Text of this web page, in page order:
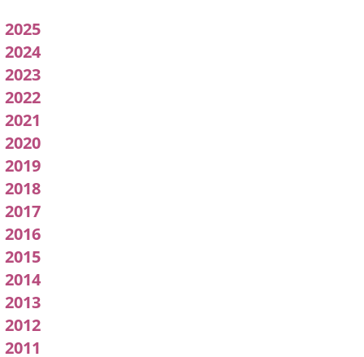
2025
2024
2023
2022
2021
2020
2019
2018
2017
2016
2015
2014
2013
2012
2011